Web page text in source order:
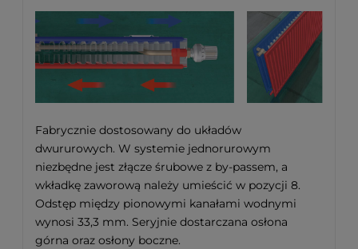
Fabrycznie dostosowany do układów
dwururowych. W systemie jednorurowym
niezbędne jest złącze śrubowe z by-passem, a
wkładkę zaworową należy umieścić w pozycji 8.
Odstęp między pionowymi kanałami wodnymi
wynosi 33,3 mm. Seryjnie dostarczana osłona
górna oraz osłony boczne.